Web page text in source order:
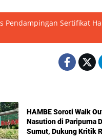
Pendampingan Sertifikat
HAMBE Soroti Walk
Nasution di Paripurna
Sumut, Dukung Kritik